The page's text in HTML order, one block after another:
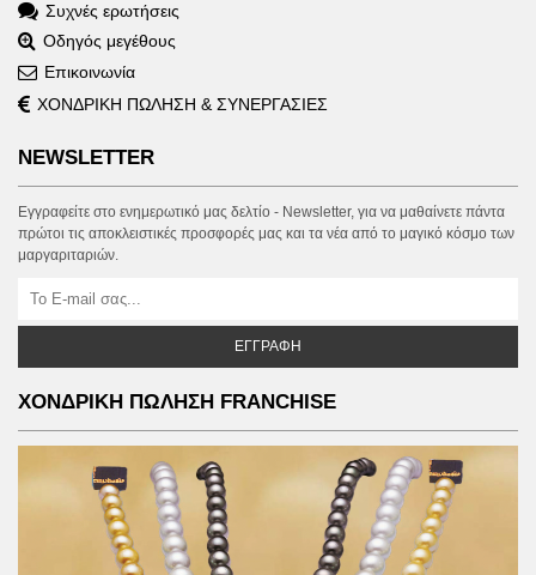
Συχνές ερωτήσεις
Οδηγός μεγέθους
Επικοινωνία
ΧΟΝΔΡΙΚΗ ΠΩΛΗΣΗ & ΣΥΝΕΡΓΑΣΙΕΣ
NEWSLETTER
Εγγραφείτε στο ενημερωτικό μας δελτίο - Newsletter, για να μαθαίνετε πάντα
πρώτοι τις αποκλειστικές προσφορές μας και τα νέα από το μαγικό κόσμο των
μαργαριταριών.
ΕΓΓΡΑΦΉ
ΧΟΝΔΡΙΚΗ ΠΩΛΗΣΗ FRANCHISE